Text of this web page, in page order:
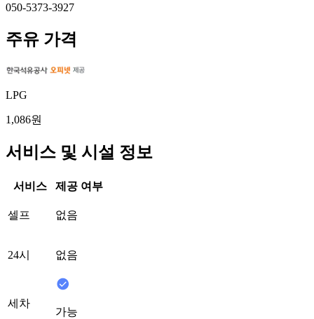
050-5373-3927
주유 가격
LPG
1,086원
서비스 및 시설 정보
서비스 제공 여부
셀프 없음
24시 없음
세차
가능